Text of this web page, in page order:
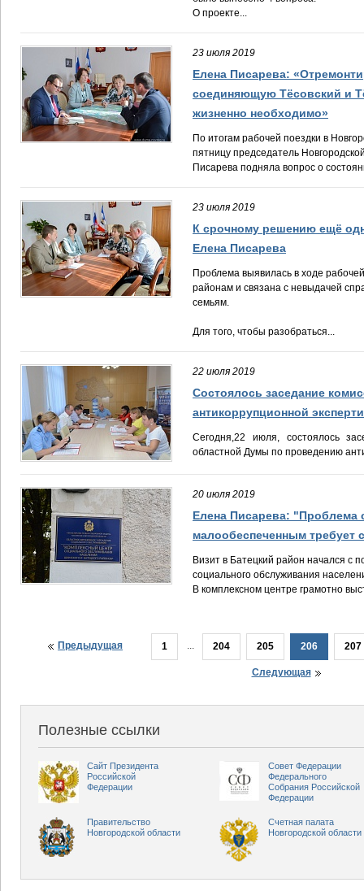
О проекте...
23 июля 2019
Елена Писарева:
соединяющую Тёсовский и
жизненно необходимо»
По итогам рабочей поездки в
пятницу председатель
Писарева подняла вопрос о
23 июля 2019
К срочному решению ещё
Елена Писарева
Проблема выявилась в ходе
районам и связана с невыдачей
семьям.
Для того, чтобы разобраться...
22 июля 2019
Состоялось заседание
антикоррупционной
Сегодня,22 июля, состоялось
областной Думы по проведению
20 июля 2019
Елена Писарева: "Проблема
малообеспеченным требует
Визит в Батецкий район начался с
социального обслуживания
В комплексном центре грамотно
Предыдущая 1 ... 204 205 206 207
Следующая
Полезные ссылки
Сайт Президента
Российской
Федерации
Совет Федерации
Федерального
Собрания Российской
Федерации
Правительство
Новгородской области
Счетная палата
Новгородской области